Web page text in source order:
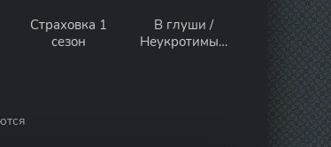
Страховка 1
сезон
В глуши /
Неукротимый